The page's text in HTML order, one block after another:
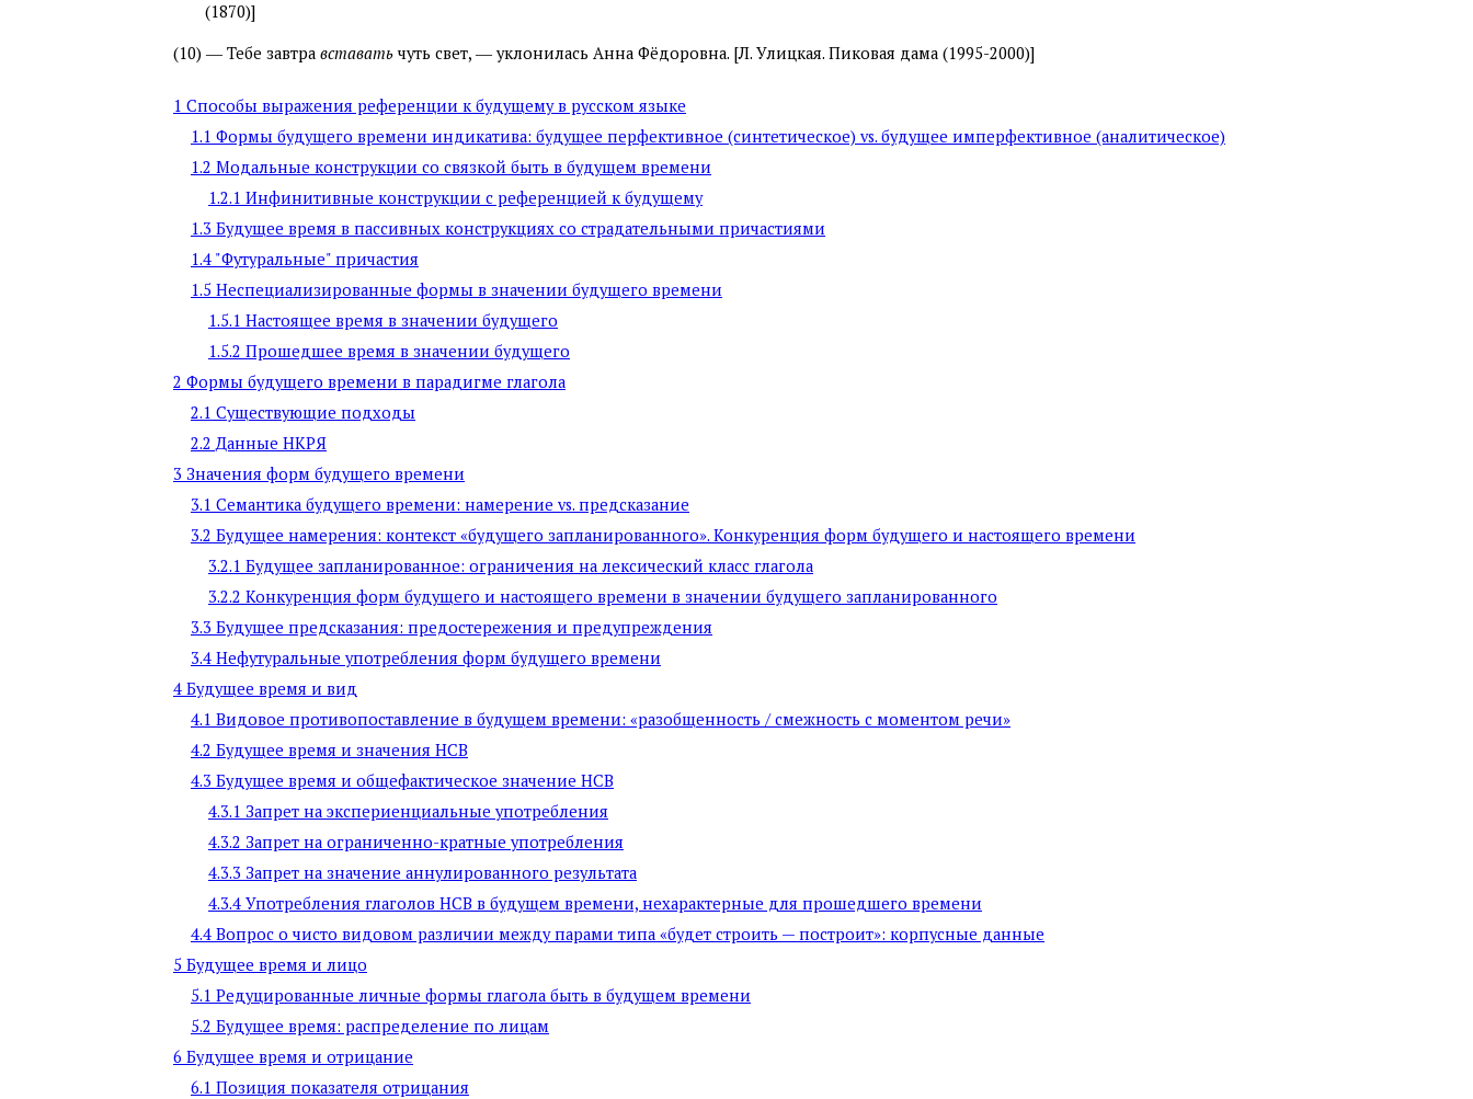
(1870)]
(10) ― Тебе завтра вставатьчуть свет, ― уклонилась Анна Фёдоровна. [Л. Улицкая. Пиковая дама (1995-2000)]
1 Способы выражения референции к будущему в русском языке
1.1 Формы будущего времени индикатива: будущее перфективное (синтетическое) vs. будущее имперфективное (аналитическое)
1.2 Модальные конструкции со связкой быть в будущем времени
1.2.1 Инфинитивные конструкции с референцией к будущему
1.3 Будущее время в пассивных конструкциях со страдательными причастиями
1.4 "Футуральные" причастия
1.5 Неспециализированные формы в значении будущего времени
1.5.1 Настоящее время в значении будущего
1.5.2 Прошедшее время в значении будущего
2 Формы будущего времени в парадигме глагола
2.1 Существующие подходы
2.2 Данные НКРЯ
3 Значения форм будущего времени
3.1 Семантика будущего времени: намерение vs. предсказание
3.2 Будущее намерения: контекст «будущего запланированного». Конкуренция форм будущего и настоящего времени
3.2.1 Будущее запланированное: ограничения на лексический класс глагола
3.2.2 Конкуренция форм будущего и настоящего времени в значении будущего запланированного
3.3 Будущее предсказания: предостережения и предупреждения
3.4 Нефутуральные употребления форм будущего времени
4 Будущее время и вид
4.1 Видовое противопоставление в будущем времени: «разобщенность / смежность с моментом речи»
4.2 Будущее время и значения НСВ
4.3 Будущее время и общефактическое значение НСВ
4.3.1 Запрет на экспериенциальные употребления
4.3.2 Запрет на ограниченно-кратные употребления
4.3.3 Запрет на значение аннулированного результата
4.3.4 Употребления глаголов НСВ в будущем времени, нехарактерные для прошедшего времени
4.4 Вопрос о чисто видовом различии между парами типа «будет строить — построит»: корпусные данные
5 Будущее время и лицо
5.1 Редуцированные личные формы глагола быть в будущем времени
5.2 Будущее время: распределение по лицам
6 Будущее время и отрицание
6.1 Позиция показателя отрицания